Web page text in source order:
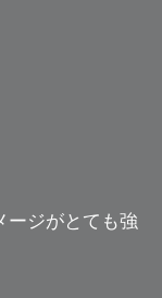
ージがとても強